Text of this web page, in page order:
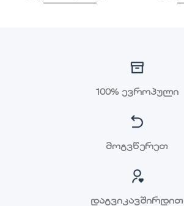
100% ევროპული
მოგვწერეთ
დაგვიკავშირდით